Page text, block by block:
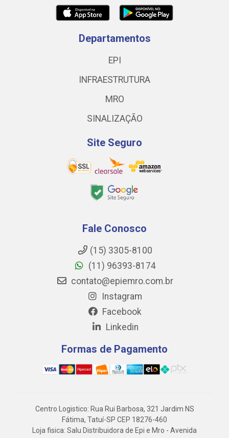
Departamentos
EPI
INFRAESTRUTURA
MRO
SINALIZAÇÃO
Site Seguro
Fale Conosco
(15) 3305-8100
(11) 96393-8174
contato@epiemro.com.br
Instagram
Facebook
Linkedin
Formas de Pagamento
Centro Logistico: Rua Rui Barbosa, 321 Jardim NS
Fátima, Tatuí-SP CEP 18276-460
Loja fisica: Salu Distribuidora de Epi e Mro - Avenida